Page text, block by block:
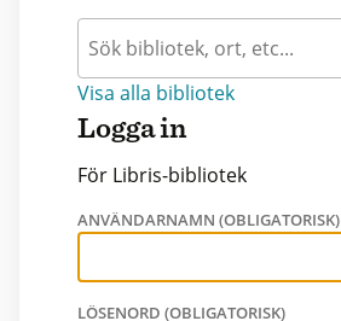
Visa alla bibliotek
Logga in
För Libris-bibliotek
ANVÄNDARNAMN (OBLIGATORISK)
LÖSENORD (OBLIGATORISK)